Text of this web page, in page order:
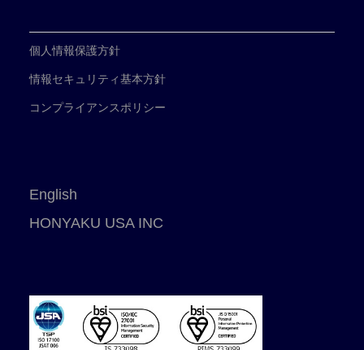
個人情報保護方針
情報セキュリティ基本方針
コンプライアンスポリシー
English
HONYAKU USA INC